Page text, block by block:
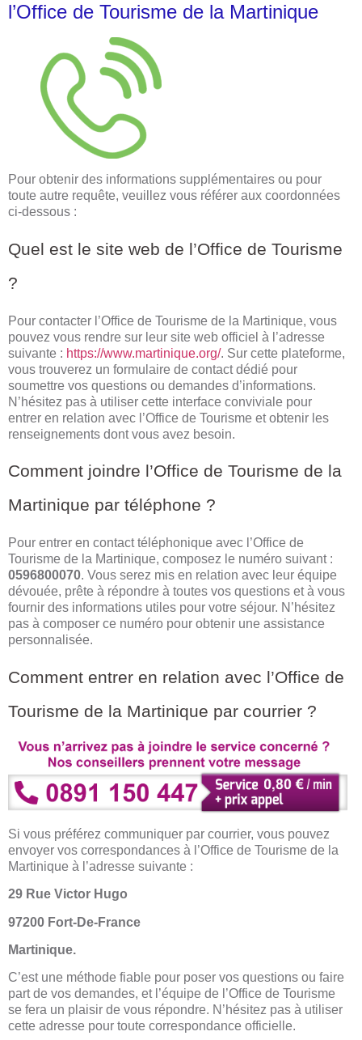
l’Office de Tourisme de la Martinique
Pour obtenir des informations supplémentaires ou pour
toute autre requête, veuillez vous référer aux coordonnées
ci-dessous :
Quel est le site web de l’Office de Tourisme
?
Pour contacter l’Office de Tourisme de la Martinique, vous
pouvez vous rendre sur leur site web officiel à l’adresse
suivante : https://www.martinique.org/. Sur cette plateforme,
vous trouverez un formulaire de contact dédié pour
soumettre vos questions ou demandes d’informations.
N’hésitez pas à utiliser cette interface conviviale pour
entrer en relation avec l’Office de Tourisme et obtenir les
renseignements dont vous avez besoin.
Comment joindre l’Office de Tourisme de la
Martinique par téléphone ?
Pour entrer en contact téléphonique avec l’Office de
Tourisme de la Martinique, composez le numéro suivant :
0596800070. Vous serez mis en relation avec leur équipe
dévouée, prête à répondre à toutes vos questions et à vous
fournir des informations utiles pour votre séjour. N’hésitez
pas à composer ce numéro pour obtenir une assistance
personnalisée.
Comment entrer en relation avec l’Office de
Tourisme de la Martinique par courrier ?
Si vous préférez communiquer par courrier, vous pouvez
envoyer vos correspondances à l’Office de Tourisme de la
Martinique à l’adresse suivante :
29 Rue Victor Hugo
97200 Fort-De-France
Martinique.
C’est une méthode fiable pour poser vos questions ou faire
part de vos demandes, et l’équipe de l’Office de Tourisme
se fera un plaisir de vous répondre. N’hésitez pas à utiliser
cette adresse pour toute correspondance officielle.